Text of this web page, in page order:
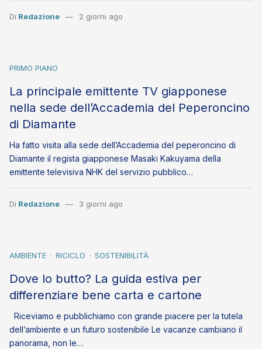
Di Redazione 2 giorni ago
PRIMO PIANO
La principale emittente TV giapponese
nella sede dell’Accademia del Peperoncino
di Diamante
Ha fatto visita alla sede dell’Accademia del peperoncino di
Diamante il regista giapponese Masaki Kakuyama della
emittente televisiva NHK del servizio pubblico…
Di Redazione 3 giorni ago
AMBIENTE RICICLO SOSTENIBILITÀ
Dove lo butto? La guida estiva per
differenziare bene carta e cartone
Riceviamo e pubblichiamo con grande piacere per la tutela
dell’ambiente e un futuro sostenibile Le vacanze cambiano il
panorama, non le…